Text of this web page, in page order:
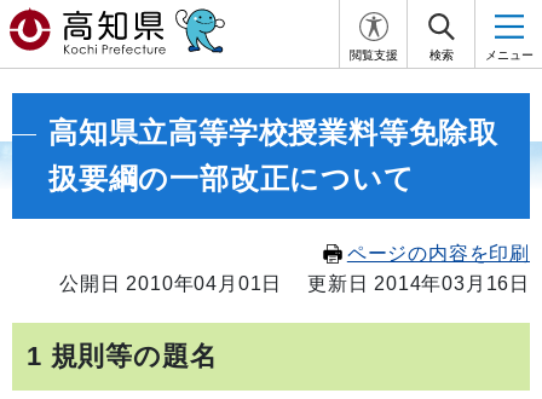
閲覧支援 検索 メニュー
高知県立高等学校授業料等免除取
扱要綱の一部改正について
ページの内容を印刷
公開日 2010年04月01日
更新日 2014年03月16日
1 規則等の題名